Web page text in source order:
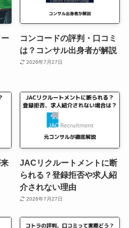
コンコードの評判・口コミ
は？コンサル出身者が解説
2026年7月27日
JACリクルートメントに断
られる？登録拒否や求人紹
介されない理由
2026年7月27日